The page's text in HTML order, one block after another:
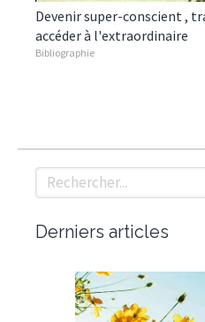
Devenir super-conscient ,
accéder à l'extraordinaire
Bibliographie
Rechercher
Derniers articles